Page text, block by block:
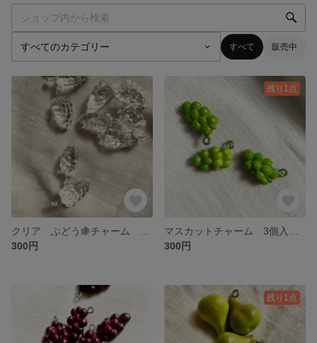
すべて 販売中
300円
残り1点
300円
残り1点